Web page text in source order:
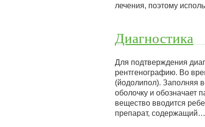
лечения, поэтому
Диагностика
Для подтверждения
рентгенографию. Во
(йодолипол). Заполняя
оболочку и обозначает
вещество вводится
препарат, содержащий…